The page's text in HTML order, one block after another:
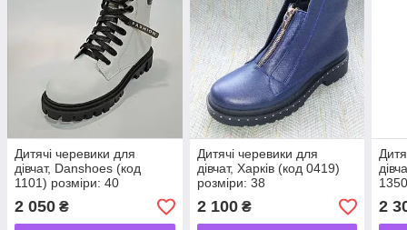
Дитячі черевики для
дівчат, Danshoes (код
1101) розміри: 40
2 050 ₴
Дитячі черевики для
дівчат, Харків (код 0419)
розміри: 38
2 100₴ 2